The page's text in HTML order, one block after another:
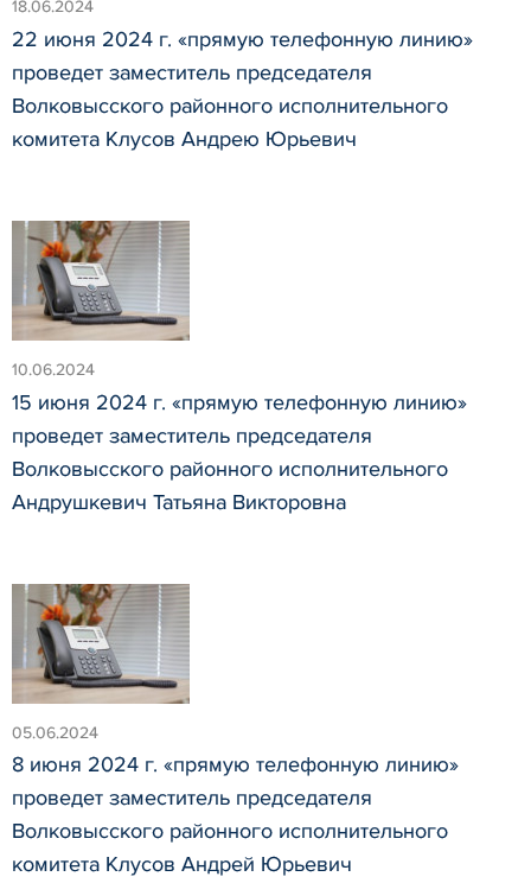
18.06.2024
22 июня 2024 г. «прямую телефонную линию»
проведет заместитель председателя
Волковысского районного исполнительного
комитета Клусов Андрею Юрьевич
10.06.2024
15 июня 2024 г. «прямую телефонную линию»
проведет заместитель председателя
Волковысского районного исполнительного
Андрушкевич Татьяна Викторовна
05.06.2024
8 июня 2024 г. «прямую телефонную линию»
проведет заместитель председателя
Волковысского районного исполнительного
комитета Клусов Андрей Юрьевич